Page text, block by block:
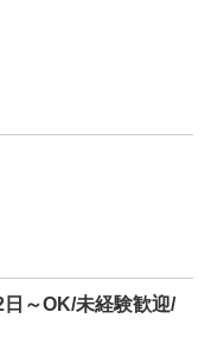
～OK/未経験歓迎/